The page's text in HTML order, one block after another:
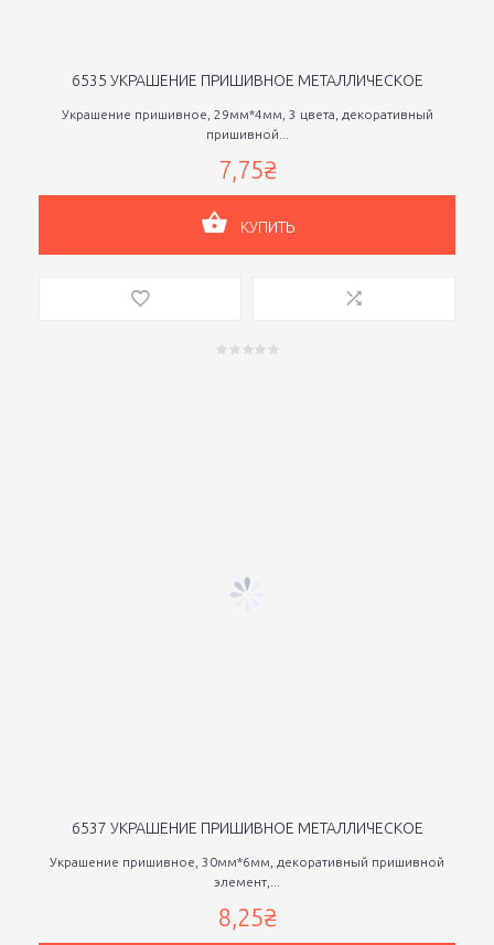
6535 УКРАШЕНИЕ ПРИШИВНОЕ МЕТАЛЛИЧЕСКОЕ
Украшение пришивное, 29мм*4мм, 3 цвета, декоративный
пришивной...
7,75₴
КУПИТЬ
6537 УКРАШЕНИЕ ПРИШИВНОЕ МЕТАЛЛИЧЕСКОЕ
Украшение пришивное, 30мм*6мм, декоративный пришивной
элемент,...
8,25₴